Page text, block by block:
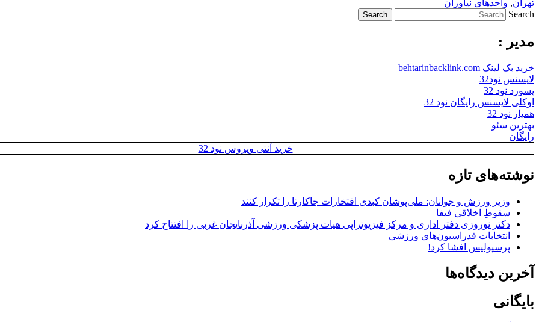
تهران, واحدهای نیاوران
Search
مدیر :
خرید بک لینک behtarinbacklink.com
لایسنس نود32
پسورد نود 32
اوکلی لایسنس رایگان نود 32
همیار نود 32
بهترین سئو
رایگان
خرید آنتی ویروس نود 32
نوشته‌های تازه
وزیر ورزش و جوانان: ملی‌پوشان کبدی افتخارات جاکارتا را تکرار کنند
سقوطِ اخلاقی فیفا
دکتر نوروزی دفتر اداری و مرکز فیزیوتراپی هیات پزشکی ورزشی آذربایجان غربی را افتتاح کرد
انتخابات فدراسیون‌های ورزشی
پرسپولیس افشا کرد!
آخرین دیدگاه‌ها
بایگانی